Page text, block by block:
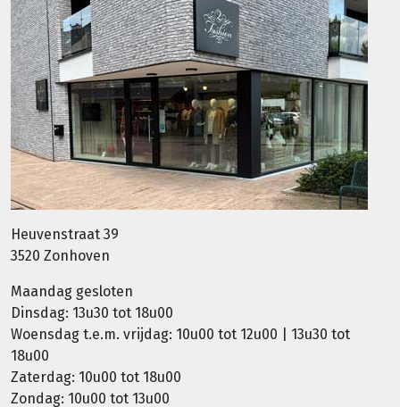
Heuvenstraat 39
3520 Zonhoven
Maandag gesloten
Dinsdag: 13u30 tot 18u00
Woensdag t.e.m. vrijdag: 10u00 tot 12u00 | 13u30 tot
18u00
Zaterdag: 10u00 tot 18u00
Zondag: 10u00 tot 13u00